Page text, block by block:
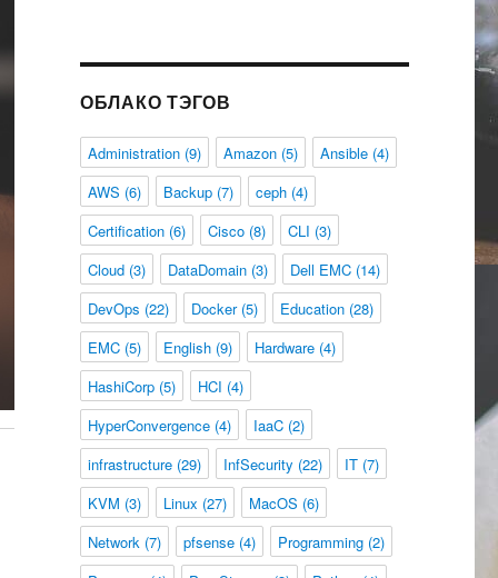
ОБЛАКО ТЭГОВ
Administration(9) Amazon(5) Ansible(4)
AWS (6) Backup(7) ceph(4)
Certification(6) Cisco(8) CLI (3)
Cloud(3) DataDomain(3) Dell EMC(14)
DevOps (22) Docker(5) Education(28)
EMC(5) English(9) Hardware(4)
HashiCorp(5) HCI (4)
HyperConvergence(4) IaaC(2)
infrastructure(29) InfSecurity (22) IT(7)
KVM (3) Linux (27) MacOS (6)
Network(7) pfsense(4) Programming(2)